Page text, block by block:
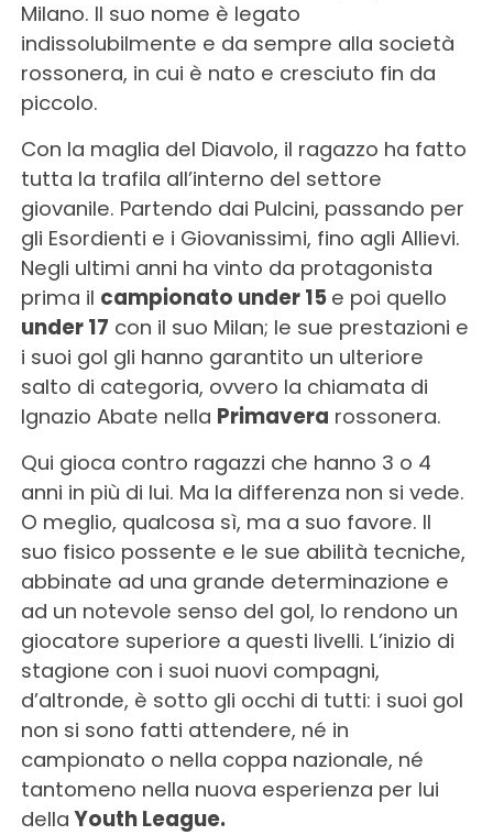
Milano. Il suo nome è legato
indissolubilmente e da sempre alla società
rossonera, in cui è nato e cresciuto fin da
piccolo.
Con la maglia del Diavolo, il ragazzo ha fatto
tutta la trafila all’interno del settore
giovanile. Partendo dai Pulcini, passando per
gli Esordienti e i Giovanissimi, fino agli Allievi.
Negli ultimi anni ha vinto da protagonista
prima il campionato under 15 e poi quello
under 17 con il suo Milan; le sue prestazioni e
i suoi gol gli hanno garantito un ulteriore
salto di categoria, ovvero la chiamata di
Ignazio Abate nella Primavera rossonera.
Qui gioca contro ragazzi che hanno 3 o 4
anni in più di lui. Ma la differenza non si vede.
O meglio, qualcosa sì, ma a suo favore. Il
suo fisico possente e le sue abilità tecniche,
abbinate ad una grande determinazione e
ad un notevole senso del gol, lo rendono un
giocatore superiore a questi livelli. L’inizio di
stagione con i suoi nuovi compagni,
d’altronde, è sotto gli occhi di tutti: i suoi gol
non si sono fatti attendere, né in
campionato o nella coppa nazionale, né
tantomeno nella nuova esperienza per lui
della Youth League.